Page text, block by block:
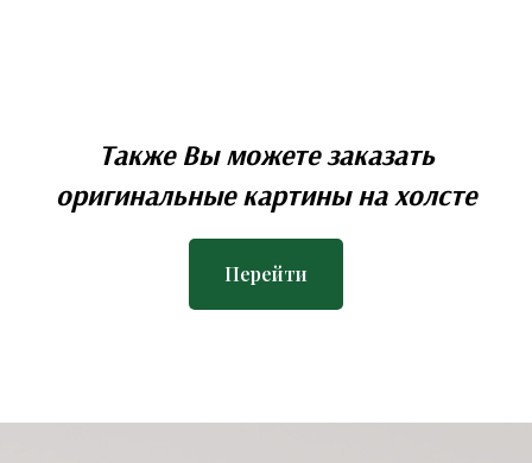
Также Вы можете заказать
оригинальные картины на холсте
Перейти